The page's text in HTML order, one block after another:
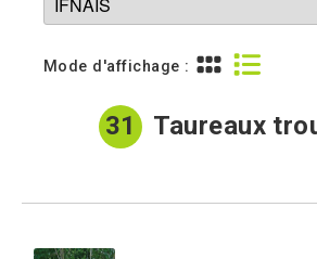
31 Taureaux
Mode d'affichage :